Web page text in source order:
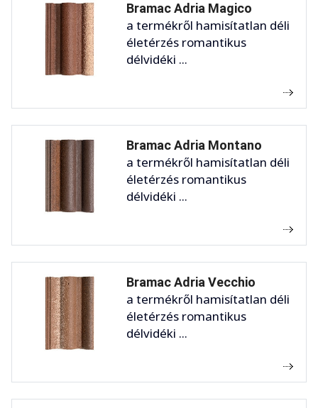
Bramac Adria Magico
a termékről hamisítatlan déli
életérzés romantikus
délvidéki ...
Bramac Adria Montano
a termékről hamisítatlan déli
életérzés romantikus
délvidéki ...
Bramac Adria Vecchio
a termékről hamisítatlan déli
életérzés romantikus
délvidéki ...